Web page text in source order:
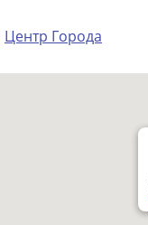
Центр Города